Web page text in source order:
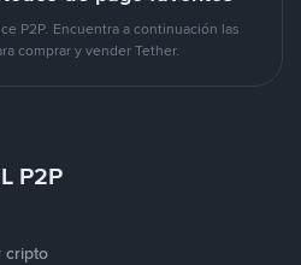
P2P. Encuentra a continuación las
comprar y vender Tether.
P2P
cripto